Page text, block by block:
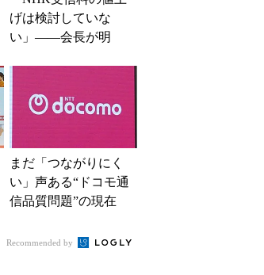
げは検討していな
い」――会長が明
まだ「つながりにく
い」声ある“ドコモ通
信品質問題”の現在
す「道半ば」の詳細
Recommended by